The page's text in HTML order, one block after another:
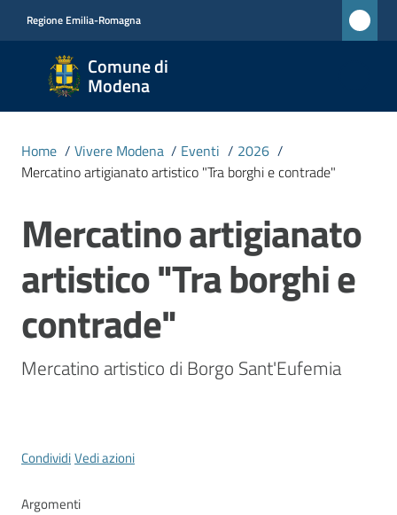
Regione Emilia-Romagna
Comune di
Modena
Comune
di
Modena
CIVICA
MONET
Amministrazione
Home / Vivere Modena / Eventi / 2026 /
Mercatino artigianato artistico "Tra borghi e contrade"
Salta al contenuto
Mercatino artigianato
artistico "Tra borghi e
contrade"
Mercatino artistico di Borgo Sant'Eufemia
CondividiVedi azioni
Argomenti